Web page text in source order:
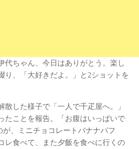
代ちゃん、今日はありがとう。楽し
り、「大好きだよ。」と2ショットを
散した様子で「一人で千疋屋へ。」
たことを報告。「お腹はいっぱいで
、ミニチョコレートバナナパフ
レ食べて、また夕飯を食べに行くの